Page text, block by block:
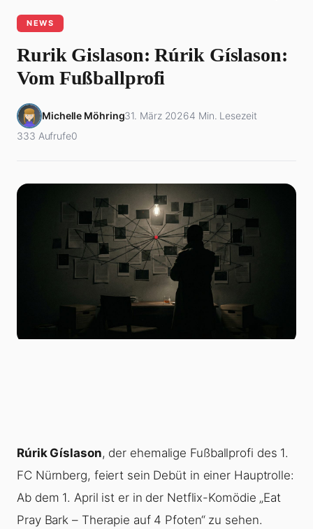
NEWS
Rurik Gislason: Rúrik Gíslason:
Vom Fußballprofi
Michelle Möhring31. März 20264 Min. Lesezeit
333 Aufrufe0
Rúrik Gíslason, der ehemalige Fußballprofi des 1.
FC Nürnberg, feiert sein Debüt in einer Hauptrolle:
Ab dem 1. April ist er in der Netflix-Komödie „Eat
Pray Bark – Therapie auf 4 Pfoten“ zu sehen.